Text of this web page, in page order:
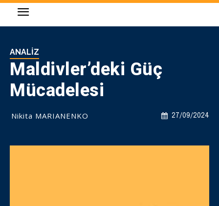
ANALIZ
Maldivler’deki Güç
Mücadelesi
27/09/2024
Nikita MARIANENKO